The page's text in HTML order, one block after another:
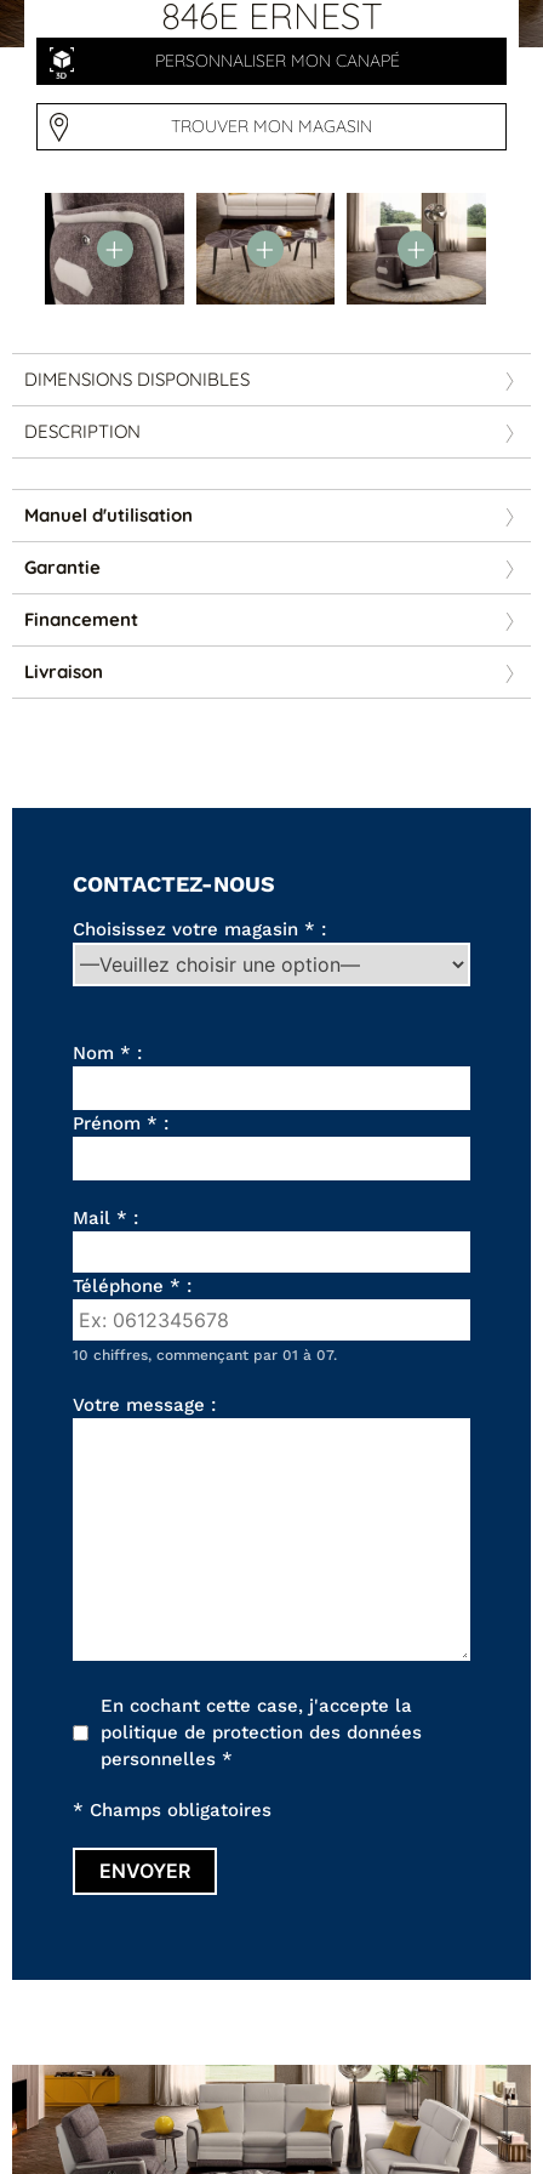
Canapés convertibles
Canapés droits
Canapés relax
Canapés panoramiques
Poufs
CANAPÉS
Tous les produits
Tapis
PAR STYLE
Industriel
846E ERNEST
PERSONNALISER MON CANAPÉ
TROUVER MON MAGASIN
DIMENSIONS DISPONIBLES
DESCRIPTION
Manuel d'utilisation
Garantie
Financement
Livraison
CONTACTEZ-NOUS
Choisissez votre magasin * :
Nom * :
Prénom * :
Mail * :
Téléphone * :
10 chiffres, commençant par 01 à 07.
Votre message :
En cochant cette case, j'accepte la
politique de protection des données
personnelles *
* Champs obligatoires